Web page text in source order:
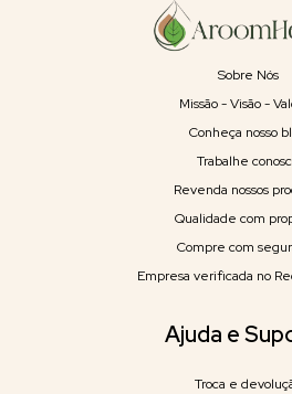
Sobre Nós
Missão - Visão -
Conheça nosso
Trabalhe
Revenda nossos
Qualidade com
Compre com
Empresa verificada no
Ajuda e
Troca e